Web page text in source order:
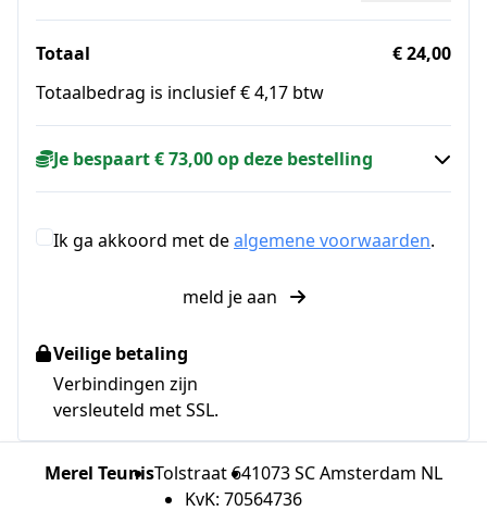
Totaal
€ 24,00
Totaalbedrag is inclusief € 4,17 btw
Je bespaart € 73,00 op deze bestelling
Ik ga akkoord met dealgemene voorwaarden.
meld je aan
Veilige betaling
Verbindingen zijn
versleuteld met SSL.
Merel TeunisTolstraat 641073 SC Amsterdam NL
KvK: 70564736